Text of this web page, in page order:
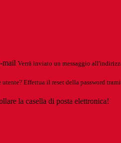
mail Verrà inviato un messaggio
Effettua il reset della password
la casella di posta elettronica!